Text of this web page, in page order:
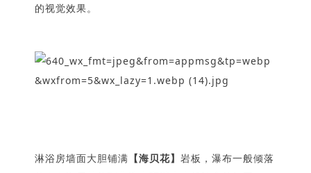
的视觉效果。
淋浴房墙面大胆铺满 【海贝花】 岩板，瀑布一般倾落